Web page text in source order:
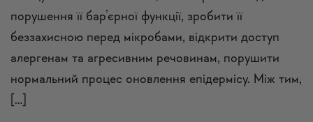
порушення її бар’єрної функції, зробити її
беззахисною перед мікробами, відкрити доступ
алергенам та агресивним речовинам, порушити
нормальний процес оновлення епідермісу. Між тим,
[…]